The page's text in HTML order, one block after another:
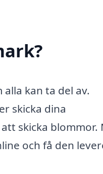
kan ta del av.
skicka dina
skicka blommor.
och få den